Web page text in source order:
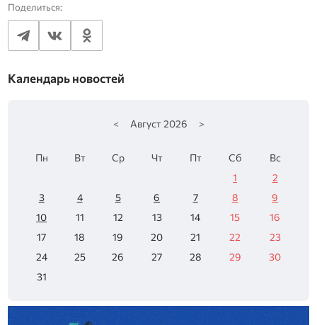
Поделиться:
Календарь новостей
< Август 2026 >
Пн Вт Ср Чт Пт Сб
Вс
1
2
3
4 5 6 7 8
9
10
11 12 13 14 15
16
17
18 19 20 21 22
23
24
25 26 27 28 29
30
31